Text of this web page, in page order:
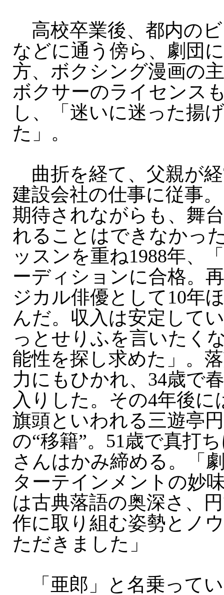
高校卒業後、都内の
などに通う傍ら、劇団
方、ボクシング漫画の
ボクサーのライセンス
し、「迷いに迷った揚
た」。
曲折を経て、父親が
建設会社の仕事に従事
期待されながらも、舞
れることはできなかっ
ッスンを重ね1988年、
ーディションに合格。
ジカル俳優として10年
んだ。収入は安定して
っとせりふを言いたく
能性を探し求めた」。
力にもひかれ、34歳で
入りした。その4年後に
旗頭といわれる三遊亭
の“移籍”。51歳で真打
さんはかみ締める。「
ターテインメントの妙
は古典落語の奥深さ、
作に取り組む姿勢とノ
ただきました」
「亜郎」と名乗って